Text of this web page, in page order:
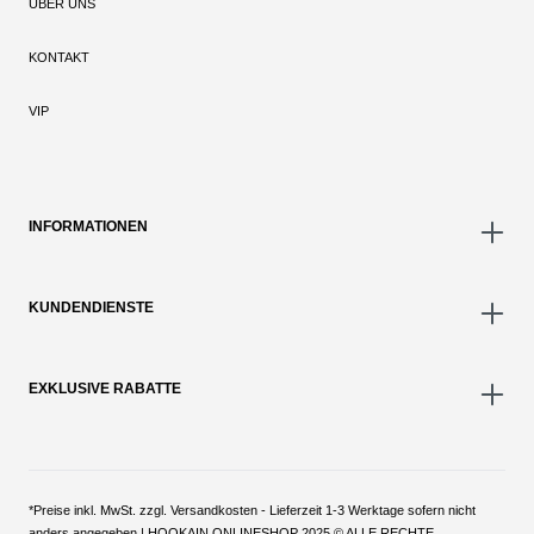
ÜBER UNS
KONTAKT
VIP
INFORMATIONEN
KUNDENDIENSTE
EXKLUSIVE RABATTE
*Preise inkl. MwSt. zzgl. Versandkosten - Lieferzeit 1-3 Werktage sofern nicht